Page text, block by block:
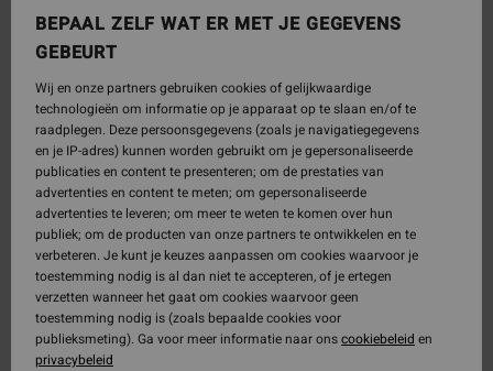
BEPAAL ZELF WAT ER MET JE GEGEVENS
GEBEURT
Wij en onze partners gebruiken cookies of gelijkwaardige
technologieën om informatie op je apparaat op te slaan en/of te
raadplegen. Deze persoonsgegevens (zoals je navigatiegegevens
en je IP-adres) kunnen worden gebruikt om je gepersonaliseerde
publicaties en content te presenteren; om de prestaties van
advertenties en content te meten; om gepersonaliseerde
advertenties te leveren; om meer te weten te komen over hun
publiek; om de producten van onze partners te ontwikkelen en te
verbeteren. Je kunt je keuzes aanpassen om cookies waarvoor je
toestemming nodig is al dan niet te accepteren, of je ertegen
verzetten wanneer het gaat om cookies waarvoor geen
toestemming nodig is (zoals bepaalde cookies voor
publieksmeting). Ga voor meer informatie naar onscookiebeleid en
privacybeleid